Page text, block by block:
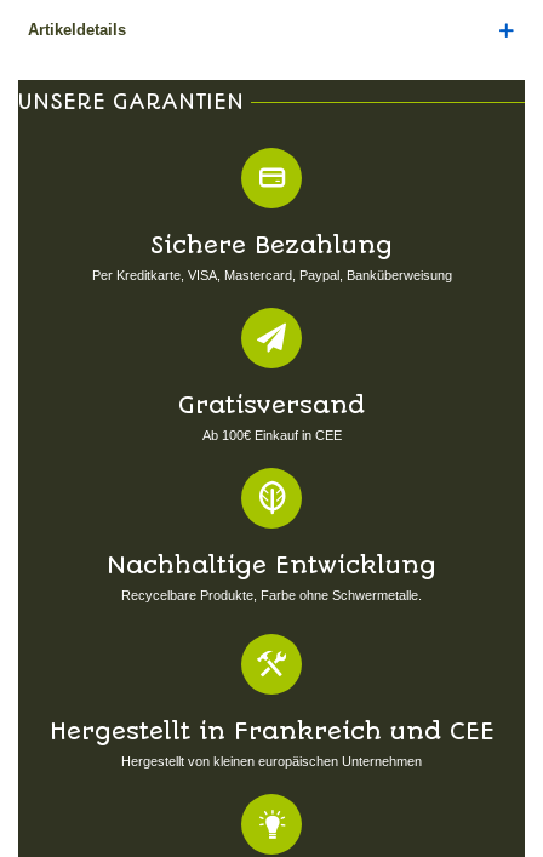
Artikeldetails
UNSERE GARANTIEN
Sichere Bezahlung
Per Kreditkarte, VISA, Mastercard, Paypal, Banküberweisung
Gratisversand
Ab 100€ Einkauf in CEE
Nachhaltige Entwicklung
Recycelbare Produkte, Farbe ohne Schwermetalle.
Hergestellt in Frankreich und CEE
Hergestellt von kleinen europäischen Unternehmen